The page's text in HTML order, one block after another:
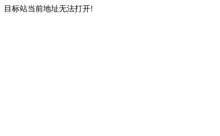
目标站当前地址无法打开!